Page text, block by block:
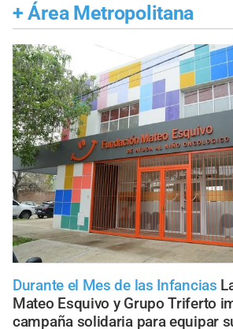
+ Área Metropolitana
Durante el Mes de las Infancias
Mateo Esquivo y Grupo Triferto
campaña solidaria para equipar